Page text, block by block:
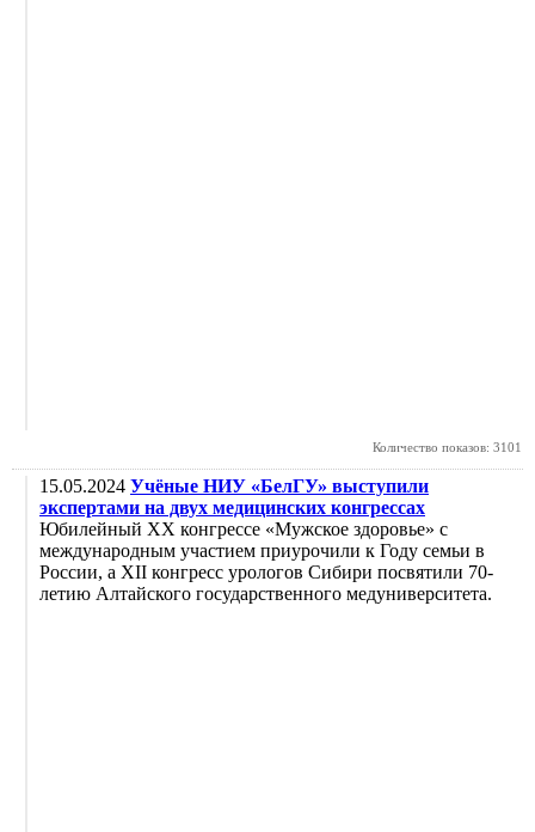
Количество показов: 3101
15.05.2024 Учёные НИУ «БелГУ» выступили
экспертами на двух медицинских конгрессах
Юбилейный ХХ конгрессе «Мужское здоровье» с
международным участием приурочили к Году семьи в
России, а ХII конгресс урологов Сибири посвятили 70-
летию Алтайского государственного медуниверситета.